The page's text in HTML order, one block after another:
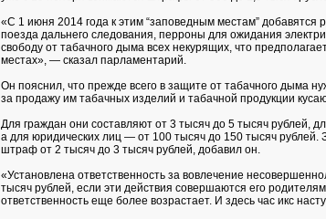
«С 1 июня 2014 года к этим “заповедным местам”
поезда дальнего следования, перроны для ожидания
свободу от табачного дыма всех некурящих, что
местах», — сказал парламентарий.
Он пояснил, что прежде всего в защите от табачного дыма
за продажу им табачных изделий и табачной продукции
Для граждан они составляют от 3 тысяч до 5 тысяч рублей,
а для юридических лиц — от 100 тысяч до 150 тысяч
штраф от 2 тысяч до 3 тысяч рублей, добавил он.
«Установлена ответственность за вовлечение
тысяч рублей, если эти действия совершаются его
ответственность еще более возрастает. И здесь час икс